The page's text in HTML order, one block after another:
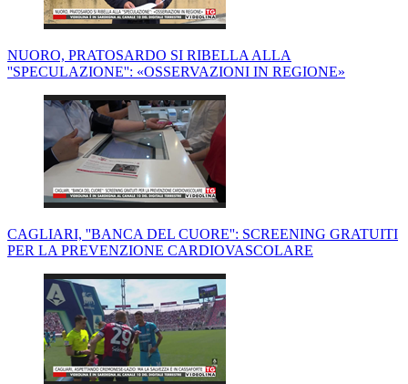
NUORO, PRATOSARDO SI RIBELLA ALLA
''SPECULAZIONE'': «OSSERVAZIONI IN REGIONE»
CAGLIARI, ''BANCA DEL CUORE'': SCREENING GRATUITI
PER LA PREVENZIONE CARDIOVASCOLARE